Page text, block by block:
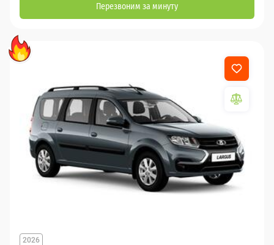
Перезвоним за минуту
2026